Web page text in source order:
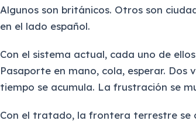
Algunos son británicos. Otros son
en el lado español.
Con el sistema actual, cada uno de
Pasaporte en mano, cola, esperar. Dos
tiempo se acumula. La frustración se
Con el tratado, la frontera terrestre se